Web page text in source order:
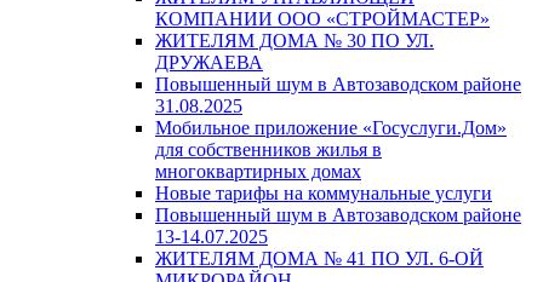
КОМПАНИИ ООО «СТРОЙМАСТЕР»
ЖИТЕЛЯМ ДОМА № 30 ПО УЛ.
ДРУЖАЕВА
Повышенный шум в Автозаводском районе
31.08.2025
Мобильное приложение «Госуслуги.Дом»
для собственников жилья в
многоквартирных домах
Новые тарифы на коммунальные услуги
Повышенный шум в Автозаводском районе
13-14.07.2025
ЖИТЕЛЯМ ДОМА № 41 ПО УЛ. 6-ОЙ